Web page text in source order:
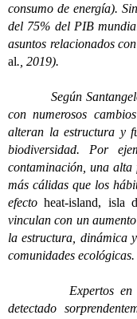
consumo de energía).
del 75% del PIB
asuntos relacionados
al., 2019).
Según
con numerosos
alteran la estructura y
biodiversidad. Por
contaminación, una
más cálidas que los
efectoheat-island, isla
vinculan con un
la estructura, dinámica
comunidades ecológicas.
Expertos en
detectado